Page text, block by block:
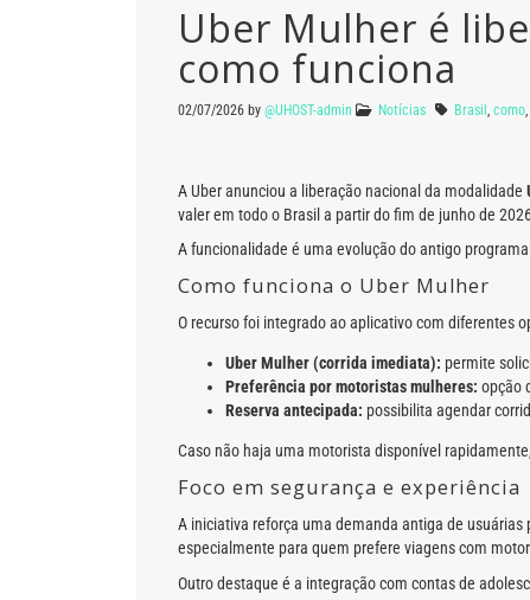
Uber Mulher é
como funciona
02/07/2026 by @UHOST-admin Notícias Brasil como
A Uber anunciou a liberação nacional da modalidade
valer em todo o Brasil a partir do fim de junho de
A funcionalidade é uma evolução do antigo
Como funciona o Uber Mulher
O recurso foi integrado ao aplicativo com diferentes
Uber Mulher (corrida imediata): permite
Preferência por motoristas mulheres: opção
Reserva antecipada: possibilita agendar
Caso não haja uma motorista disponível
Foco em segurança e experiência
A iniciativa reforça uma demanda antiga de
especialmente para quem prefere viagens com
Outro destaque é a integração com contas de